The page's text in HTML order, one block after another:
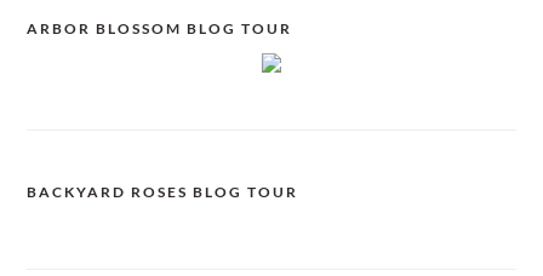
ARBOR BLOSSOM BLOG TOUR
BACKYARD ROSES BLOG TOUR